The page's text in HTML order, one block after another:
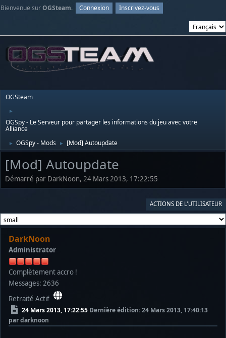
Bienvenue surOGSteam. Connexion Inscrivez-vous
OGSteam
►
OGSpy - Le Serveur pour partager les informations du jeu avec votre
Alliance
► OGSpy - Mods ► [Mod] Autoupdate
[Mod] Autoupdate
Démarré par DarkNoon, 24 Mars 2013, 17:22:55
ACTIONS DE L'UTILISATEUR
DarkNoon
Administrator
Complètement accro !
Messages: 2636
Retraité Actif
24 Mars 2013, 17:22:55 Dernière édition: 24 Mars 2013, 17:40:13
par darknoon